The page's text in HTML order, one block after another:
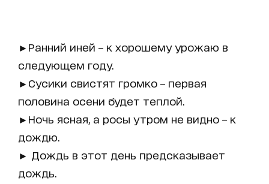
►Ранний иней – к хорошему урожаю в
следующем году.
►Сусики свистят громко – первая
половина осени будет теплой.
►Ночь ясная, а росы утром не видно – к
дождю.
► Дождь в этот день предсказывает
дождь.